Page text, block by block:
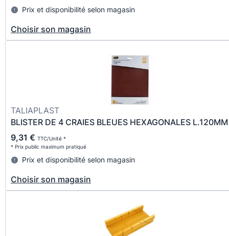
Prix et disponibilité selon magasin
Choisir son magasin
TALIAPLAST
BLISTER DE 4 CRAIES BLEUES HEXAGONALES L.120MM
9,31 € TTC/Unité *
* Prix public maximum pratiqué
Prix et disponibilité selon magasin
Choisir son magasin